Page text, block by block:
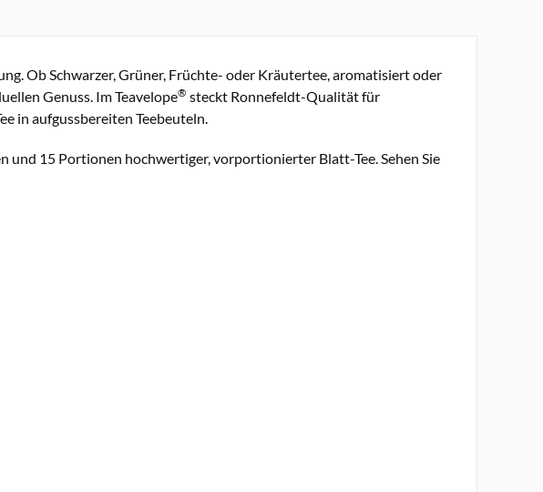
Ob Schwarzer, Grüner, Früchte- oder Kräutertee, aromatisiert oder
Genuss. Im Teavelope® steckt Ronnefeldt-Qualität für
in aufgussbereiten Teebeuteln.
und 15 Portionen hochwertiger, vorportionierter Blatt-Tee. Sehen Sie